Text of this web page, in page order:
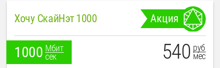
Хочу СкайНэт 1000 Акция
1000 Мбит
сек
540 руб
мес